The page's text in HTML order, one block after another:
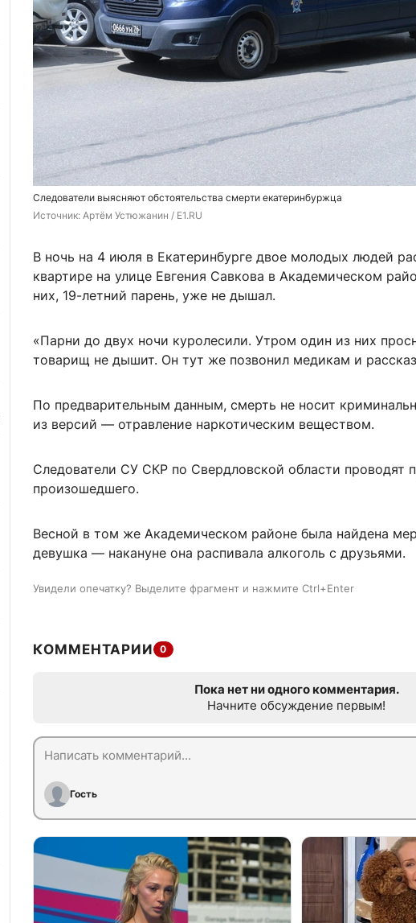
Следователи выясняют обстоятельства смерти екатеринбуржца
Источник: Артём Устюжанин / E1.RU
В ночь на 4 июля в Екатеринбурге двое молодых людей
квартире на улице Евгения Савкова в Академическом
них, 19-летний парень, уже не дышал.
«Парни до двух ночи куролесили. Утром один из них
товарищ не дышит. Он тут же позвонил медикам и
По предварительным данным, смерть не носит
из версий — отравление наркотическим веществом.
Следователи СУ СКР по Свердловской области проводят
произошедшего.
Весной в том же Академическом районе была найдена
девушка — накануне она распивала алкоголь с друзьями.
Увидели опечатку? Выделите фрагмент и нажмите Ctrl+Enter
КОММЕНТАРИИ 0
Пока нет ни одного комментария.
Начните обсуждение первым!
Гость